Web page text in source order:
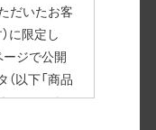
だいたお客
に限定し
ージで公開
以下「商品
ンロードお